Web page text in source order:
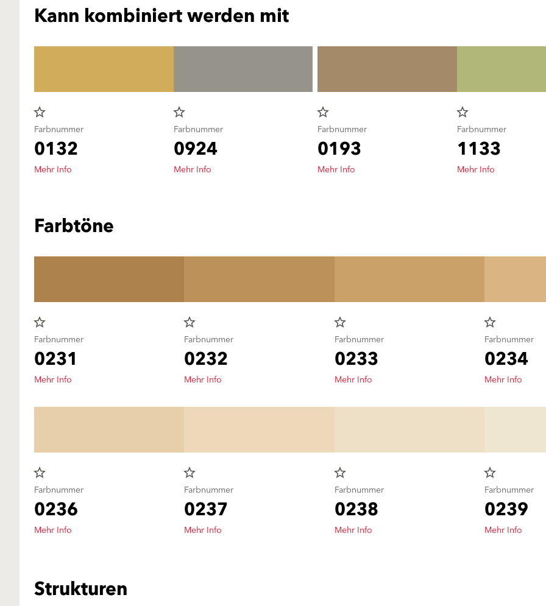
Kann kombiniert werden mit
star_border
Farbnummer
0132
Mehr Info
star_border
Farbnummer
0924
Mehr Info
star_border
Farbnummer
0193
Mehr Info
star_border
Farbnummer
1133
Mehr Info
Farbtöne
star_border
Farbnummer
0231
Mehr Info
star_border
Farbnummer
0232
Mehr Info
star_border
Farbnummer
0233
Mehr Info
star_border
Farbnummer
0234
Mehr Info
star_border
Farbnummer
0236
Mehr Info
star_border
Farbnummer
0237
Mehr Info
star_border
Farbnummer
0238
Mehr Info
star_border
Farbnummer
0239
Mehr Info
Strukturen